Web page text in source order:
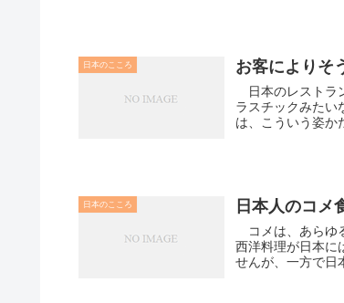
日本のこころ お客によりそ
日本のレストラ
ラスチックみたい
は、こういう姿か
日本のこころ 日本人のコメ
コメは、あらゆ
西洋料理が日本に
せんが、一方で日